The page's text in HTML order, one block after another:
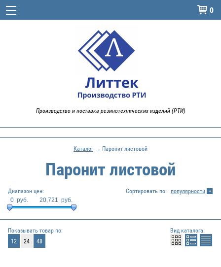
 0
Производство и поставка резинотехнических изделий (РТИ)
Каталог→ Паронит листовой
Паронит листовой
Диапазон цен:
0 руб. 20,721 руб.
Сортировать по: популярности
Показывать товар по:
12
24 48
Вид каталога: